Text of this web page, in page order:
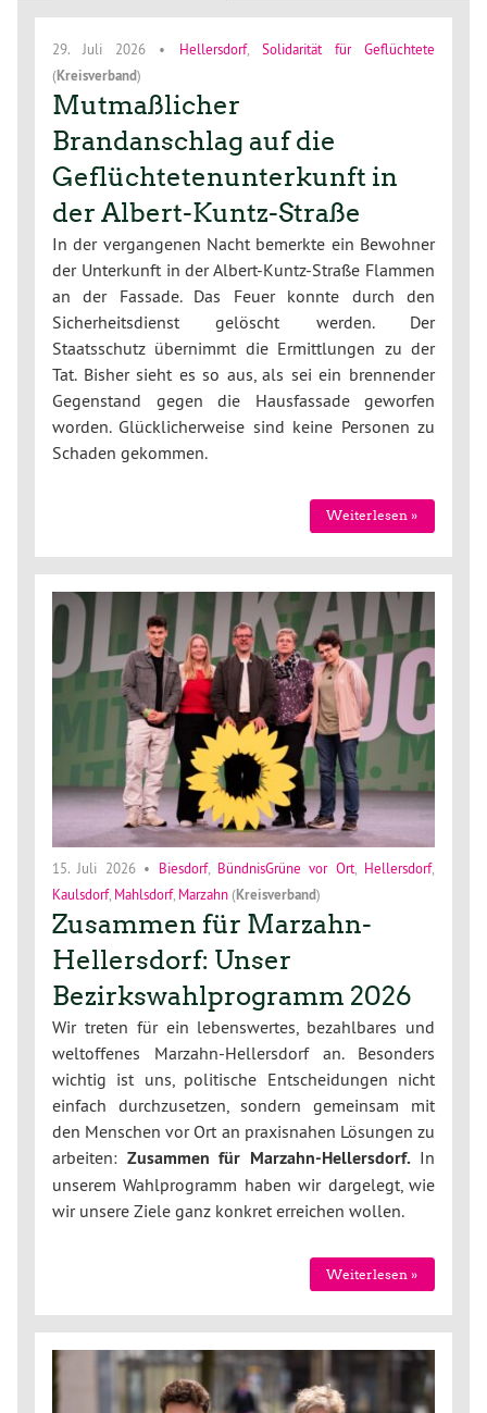
29. Juli 2026 • Hellersdorf, Solidarität für Geflüchtete
(Kreisverband)
Mutmaßlicher
Brandanschlag auf die
Geflüchtetenunterkunft in
der Albert-Kuntz-Straße
In der vergangenen Nacht bemerkte ein Bewohner
der Unterkunft in der Albert-Kuntz-Straße Flammen
an der Fassade. Das Feuer konnte durch den
Sicherheitsdienst gelöscht werden. Der
Staatsschutz übernimmt die Ermittlungen zu der
Tat. Bisher sieht es so aus, als sei ein brennender
Gegenstand gegen die Hausfassade geworfen
worden. Glücklicherweise sind keine Personen zu
Schaden gekommen.
Weiterlesen »
15. Juli 2026• Biesdorf, BündnisGrüne vor Ort, Hellersdorf,
Kaulsdorf, Mahlsdorf, Marzahn (Kreisverband)
Zusammen für Marzahn-
Hellersdorf: Unser
Bezirkswahlprogramm 2026
Wir treten für ein lebenswertes, bezahlbares und
weltoffenes Marzahn-Hellersdorf an. Besonders
wichtig ist uns, politische Entscheidungen nicht
einfach durchzusetzen, sondern gemeinsam mit
den Menschen vor Ort an praxisnahen Lösungen zu
arbeiten: Zusammen für Marzahn-Hellersdorf.In
unserem Wahlprogramm haben wir dargelegt, wie
wir unsere Ziele ganz konkret erreichen wollen.
Weiterlesen »